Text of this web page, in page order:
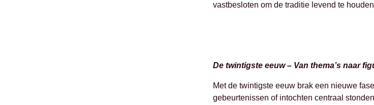
vastbesloten om de traditie levend te
De twintigste eeuw – Van thema’s naar
Met de twintigste eeuw brak een nieuwe
gebeurtenissen of intochten centraal